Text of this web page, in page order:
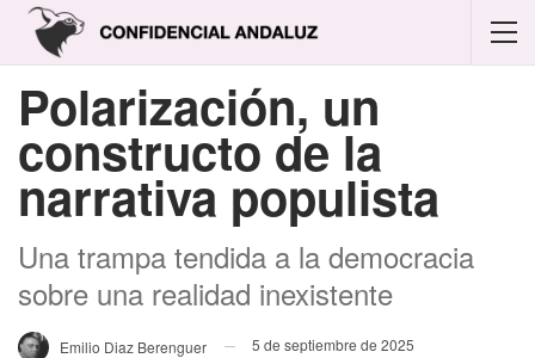
Polarización, un
constructo de la
narrativa populista
Una trampa tendida a la democracia
sobre una realidad inexistente
Emilio Diaz Berenguer 5 de septiembre de 2025